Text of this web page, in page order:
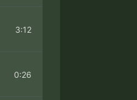
3:12
0:26